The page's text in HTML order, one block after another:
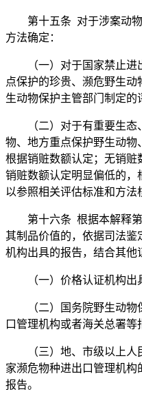
第十五条 对于涉案动
方法确定：
（一）对于国家禁止
点保护的珍贵、濒危野生
生动物保护主管部门制定的
（二）对于有重要生
物、地方重点保护野生动物
根据销赃数额认定；无销
销赃数额认定明显偏低的
以参照相关评估标准和方法
第十六条 根据本解释
其制品价值的，依据司法鉴
机构出具的报告，结合其他
（一）价格认证机构出
（二）国务院野生动
口管理机构或者海关总署等
（三）地、市级以上
家濒危物种进出口管理机
报告。